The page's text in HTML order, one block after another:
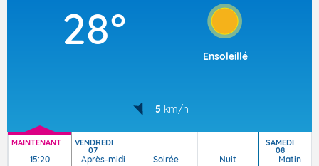
28°
Ensoleillé
5 km/h
MAINTENANT
15:20
VENDREDI
07
Après-midi Soirée Nuit
SAMEDI
08
Matin